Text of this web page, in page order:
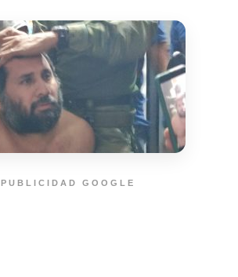
PUBLICIDAD GOOGLE